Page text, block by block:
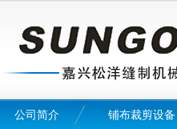
公司简介 铺布裁剪设备